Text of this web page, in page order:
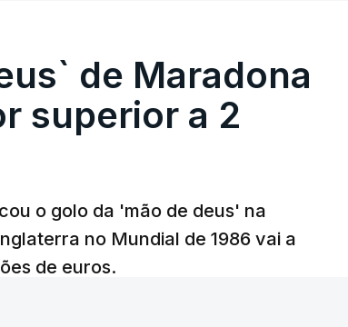
de Maradona
superior a 2
o golo da 'mão de deus' na
no Mundial de 1986 vai a
de euros.